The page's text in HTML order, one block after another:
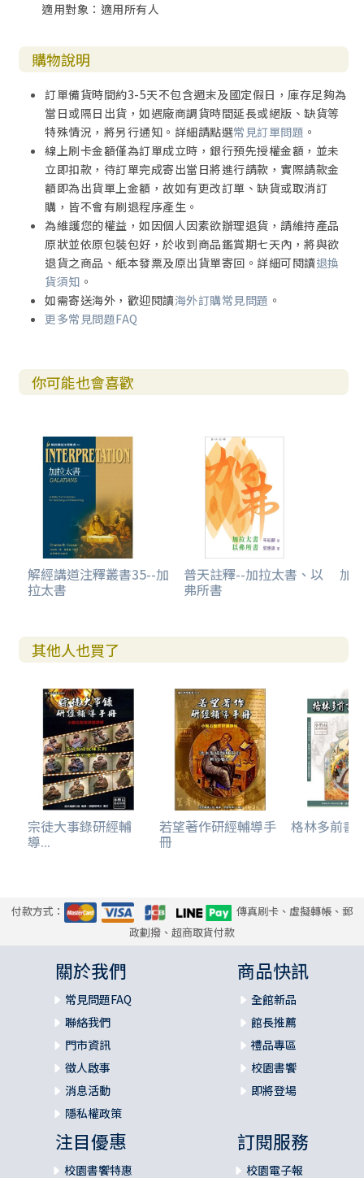
適用對象：適用所有人
購物說明
訂單備貨時間約3-5天不包含週末及國定假日，庫存足夠為
當日或隔日出貨，如遇廠商調貨時間延長或絕版、缺貨等
特殊情況，將另行通知。詳細請點選常見訂單問題 。
線上刷卡金額僅為訂單成立時，銀行預先授權金額，並未
立即扣款，待訂單完成寄出當日將進行請款，實際請款金
額即為出貨單上金額，故如有更改訂單、缺貨或取消訂
購，皆不會有刷退程序產生。
為維護您的權益，如因個人因素欲辦理退貨，請維持產品
原狀並依原包裝包好，於收到商品鑑賞期七天內，將與欲
退貨之商品、紙本發票及原出貨單寄回。詳細可閱讀退換
貨須知 。
如需寄送海外，歡迎閱讀海外訂購常見問題 。
更多常見問題FAQ
你可能也會喜歡
解經講道注釋叢書35--加
拉太書
普天註釋--加拉太書、以
弗所書
加
其他人也買了
宗徒大事錄研經輔
導...
若望著作研經輔導手
冊
格林多前書
付款方式：
傳真刷卡、虛擬轉帳、郵
政劃撥、超商取貨付款
關於我們
常見問題FAQ
聯絡我們
門市資訊
徵人啟事
消息活動
隱私權政策
商品快訊
全館新品
館長推薦
禮品專區
校園書饗
即將登場
注目優惠
校園書饗特惠
訂閱服務
校園電子報